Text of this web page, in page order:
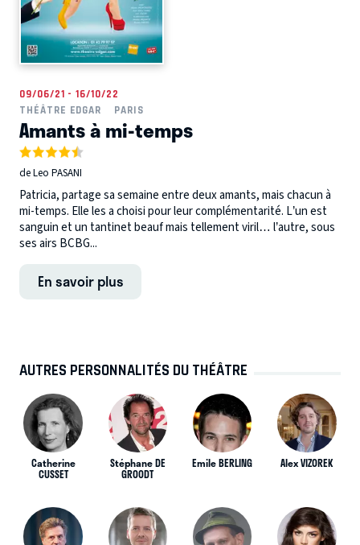
09/06/21 - 16/10/22
THÉÂTRE EDGAR
PARIS
Amants à mi-temps
de Leo PASANI
Patricia, partage sa semaine entre deux amants, mais chacun à
mi-temps. Elle les a choisi pour leur complémentarité. L’un est
sanguin et un tantinet beauf mais tellement viril… l’autre, sous
ses airs BCBG...
En savoir plus
AUTRES PERSONNALITÉS DU THÉÂTRE
Catherine
CUSSET
Stéphane DE
GROODT
Emile BERLING Alex VIZOREK